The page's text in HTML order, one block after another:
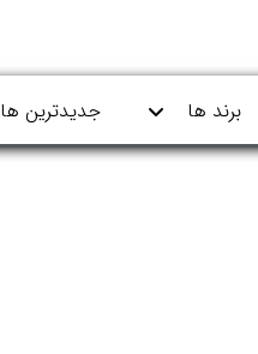
برند ها جدیدترین ها